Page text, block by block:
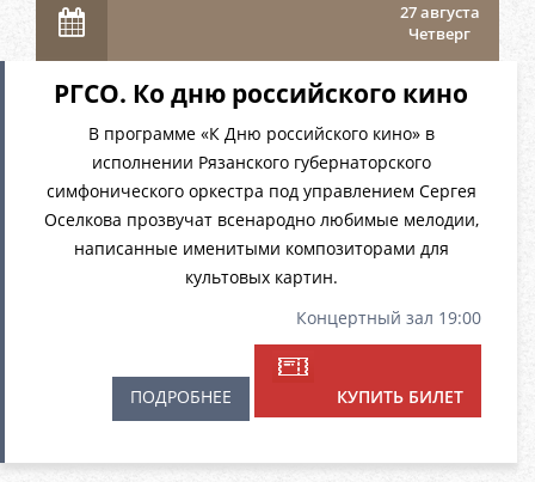
27 августа
Четверг
РГСО. Ко дню российского кино
В программе «К Дню российского кино» в
исполнении Рязанского губернаторского
симфонического оркестра под управлением Сергея
Оселкова прозвучат всенародно любимые мелодии,
написанные именитыми композиторами для
культовых картин.
Концертный зал 19:00
ПОДРОБНЕЕ КУПИТЬ БИЛЕТ